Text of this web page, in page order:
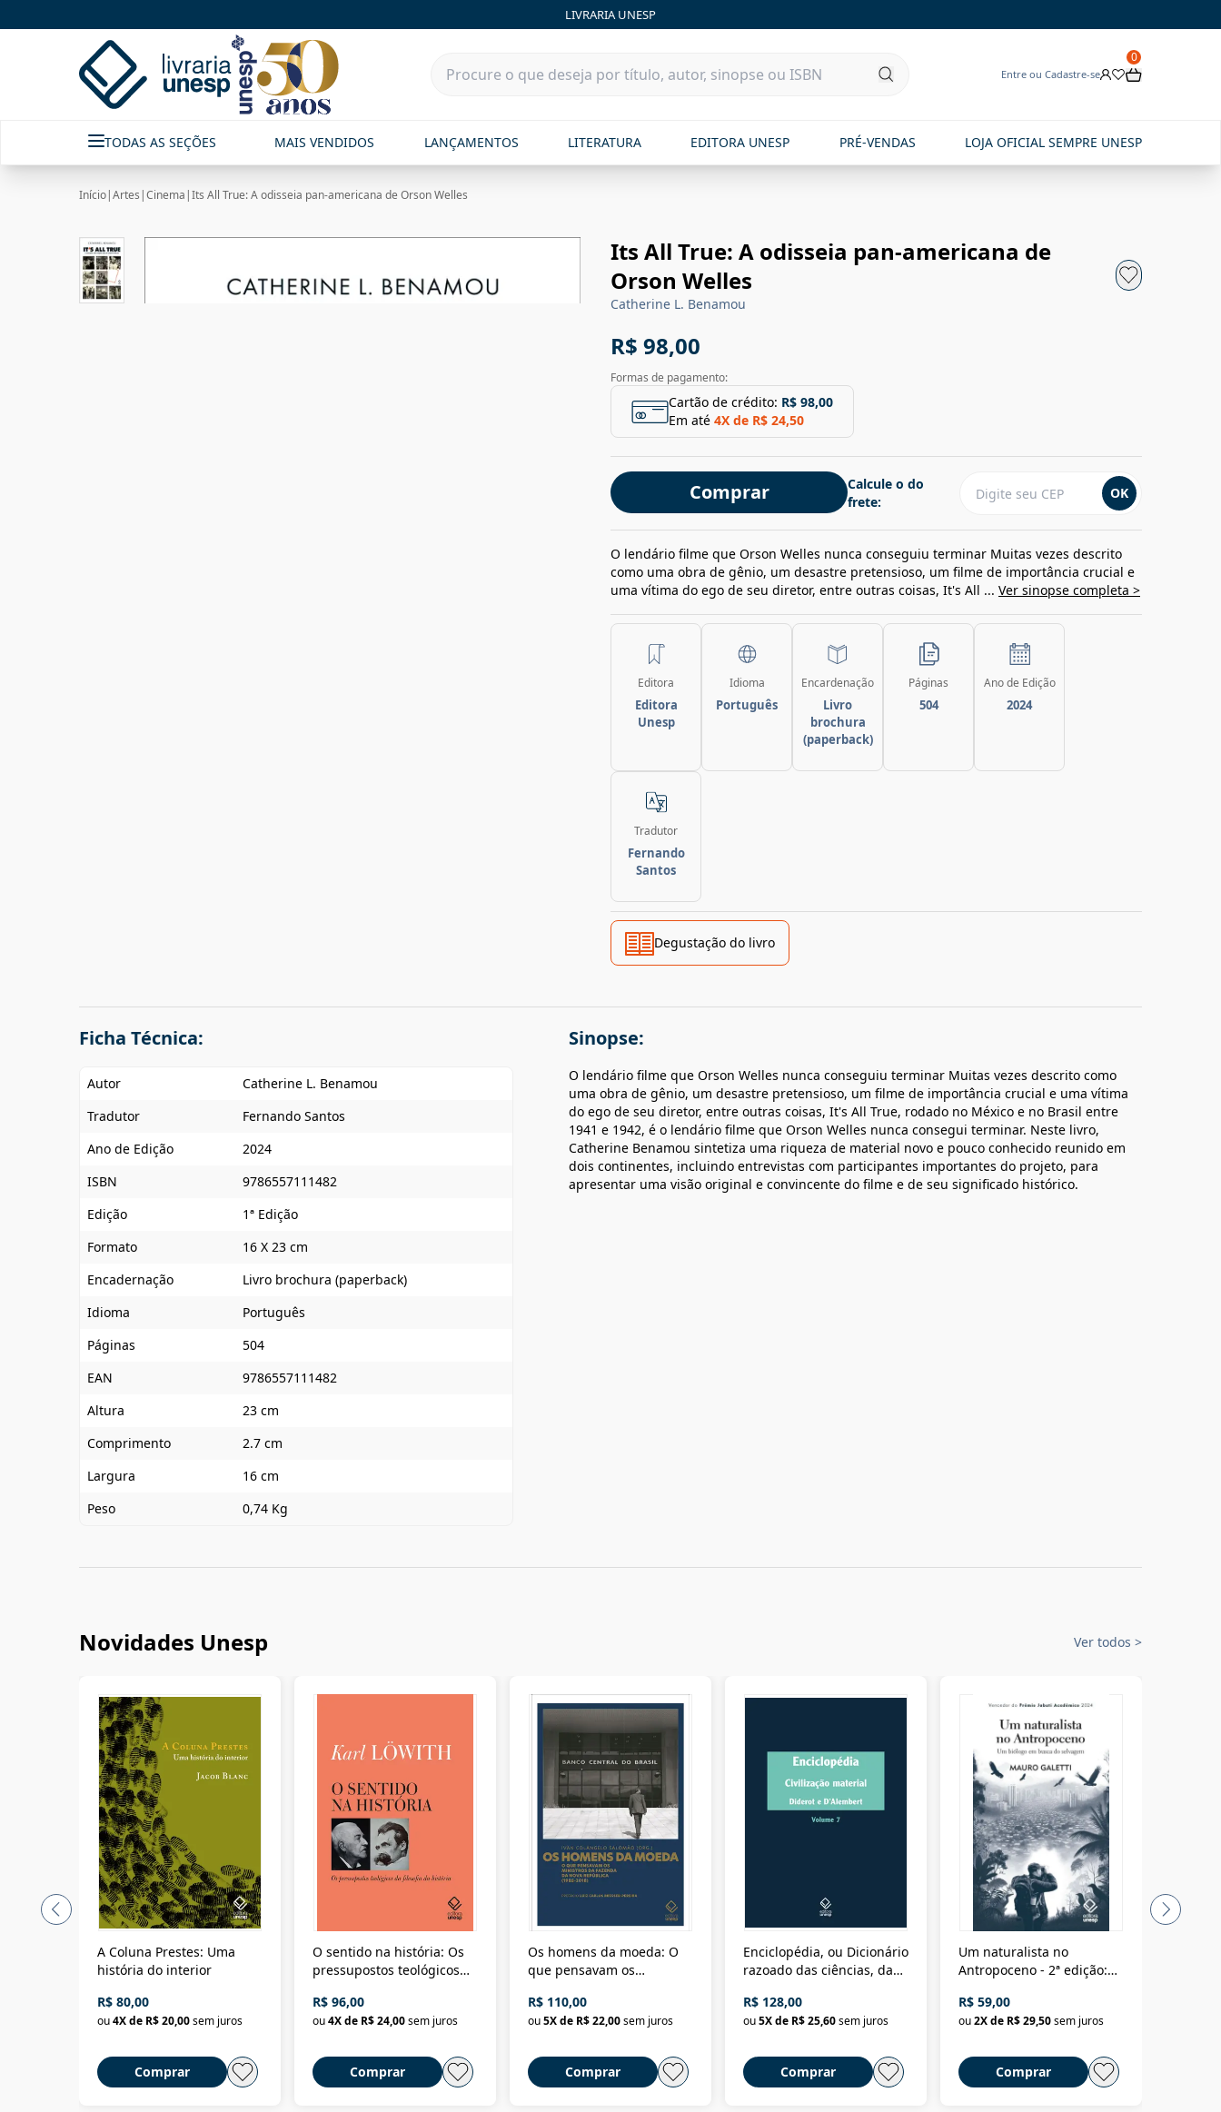
LIVRARIA UNESP
Entre ou Cadastre-se
0
TODAS AS SEÇÕES MAIS VENDIDOS LANÇAMENTOS LITERATURA EDITORA UNESP PRÉ-VENDAS LOJA OFICIAL SEMPRE UNESP
Início|Artes |Cinema |Its All True: A odisseia pan-americana de Orson Welles
Its All True: A odisseia pan-americana de
Orson Welles
Catherine L. Benamou
R$ 98,00
Formas de pagamento:
Cartão de crédito: R$ 98,00
Em até 4X de R$ 24,50
Comprar
Calcule o do
frete:
OK
O lendário filme que Orson Welles nunca conseguiu terminar Muitas vezes descrito
como uma obra de gênio, um desastre pretensioso, um filme de importância crucial e
uma vítima do ego de seu diretor, entre outras coisas, It's All ... Ver sinopse completa >
Editora
Editora
Unesp
Idioma
Português
Encardenação
Livro
brochura
(paperback)
Páginas
504
Ano de Edição
2024
Tradutor
Fernando
Santos
Degustação do livro
Ficha Técnica:
Autor
Catherine L. Benamou
Tradutor
Fernando Santos
Ano de Edição
2024
ISBN
9786557111482
Edição
1ª Edição
Formato
16 X 23 cm
Encadernação
Livro brochura (paperback)
Idioma
Português
Páginas
504
EAN
9786557111482
Altura
23 cm
Comprimento
2.7 cm
Largura
16 cm
Peso
0,74 Kg
Sinopse:
O lendário filme que Orson Welles nunca conseguiu terminar Muitas vezes descrito como
uma obra de gênio, um desastre pretensioso, um filme de importância crucial e uma vítima
do ego de seu diretor, entre outras coisas, It's All True, rodado no México e no Brasil entre
1941 e 1942, é o lendário filme que Orson Welles nunca consegui terminar. Neste livro,
Catherine Benamou sintetiza uma riqueza de material novo e pouco conhecido reunido em
dois continentes, incluindo entrevistas com participantes importantes do projeto, para
apresentar uma visão original e convincente do filme e de seu significado histórico.
Novidades Unesp Ver todos >
A Coluna Prestes: Uma
história do interior
R$ 80,00
ou4X de R$ 20,00sem juros
Comprar
O sentido na história: Os
pressupostos teológicos
R$ 96,00
ou4X de R$ 24,00sem juros
Comprar
Os homens da moeda: O
que pensavam os
Nova República (1985-
2018)
R$ 110,00
ou5X de R$ 22,00sem juros
Comprar
Enciclopédia, ou Dicionário
razoado das ciências, das
Civilização material
R$ 128,00
ou5X de R$ 25,60sem juros
Comprar
Um naturalista no
Antropoceno - 2ª edição:
selvagem
R$ 59,00
ou2X de R$ 29,50sem juros
Comprar